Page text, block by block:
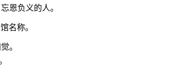
恩负义的人。
名称。
。